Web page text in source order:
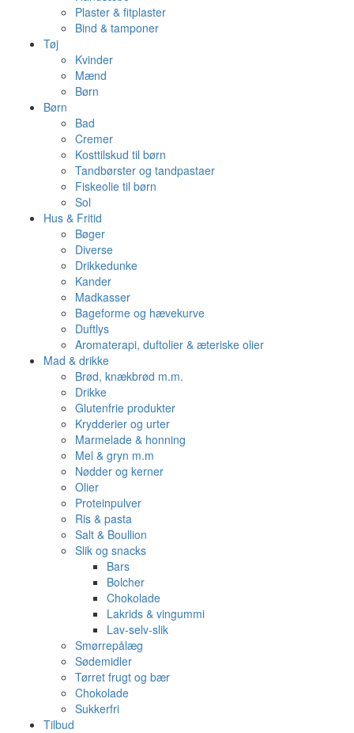
Plaster & fitplaster
Bind & tamponer
Tøj
Kvinder
Mænd
Børn
Børn
Bad
Cremer
Kosttilskud til børn
Tandbørster og tandpastaer
Fiskeolie til børn
Sol
Hus & Fritid
Bøger
Diverse
Drikkedunke
Kander
Madkasser
Bageforme og hævekurve
Duftlys
Aromaterapi, duftolier & æteriske olier
Mad & drikke
Brød, knækbrød m.m.
Drikke
Glutenfrie produkter
Krydderier og urter
Marmelade & honning
Mel & gryn m.m
Nødder og kerner
Olier
Proteinpulver
Ris & pasta
Salt & Boullion
Slik og snacks
Bars
Bolcher
Chokolade
Lakrids & vingummi
Lav-selv-slik
Smørrepålæg
Sødemidler
Tørret frugt og bær
Chokolade
Sukkerfri
Tilbud